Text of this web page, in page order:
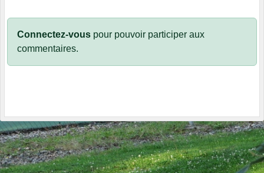
Connectez-vous pour pouvoir participer aux
commentaires.